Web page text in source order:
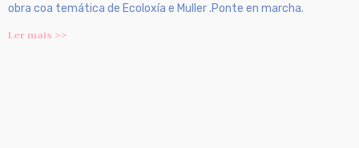
obra coa temática de Ecoloxía e Muller .Ponte en marcha.
Ler mais >>